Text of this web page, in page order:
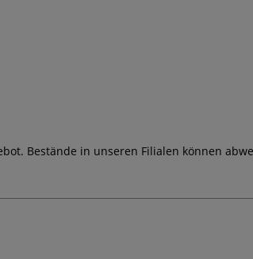
Bestände in unseren Filialen können